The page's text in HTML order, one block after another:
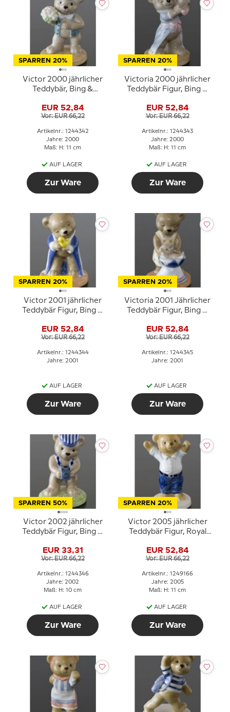
SPARREN 20%
Victor 2000 jährlicher
Teddybär, Bing &
EUR 52,84
Vor: EUR 66,22
Artikelnr.: 1244342
Jahre: 2000
Maß: H: 11 cm
AUF LAGER
Zur Ware
SPARREN 20%
Victoria 2000 jährlicher
Teddybär Figur, Bing &
EUR 52,84
Vor: EUR 66,22
Artikelnr.: 1244343
Jahre: 2000
Maß: H: 11 cm
AUF LAGER
Zur Ware
SPARREN 20%
Victor 2001 jährlicher
Teddybär Figur, Bing &
EUR 52,84
Vor: EUR 66,22
Artikelnr.: 1244344
Jahre: 2001
AUF LAGER
Zur Ware
SPARREN 20%
Victoria 2001 Jährlicher
Teddybär Figur, Bing &
EUR 52,84
Vor: EUR 66,22
Artikelnr.: 1244345
Jahre: 2001
AUF LAGER
Zur Ware
SPARREN 50%
Victor 2002 jährlicher
Teddybär Figur, Bing &
EUR 33,31
Vor: EUR 66,22
Artikelnr.: 1244346
Jahre: 2002
Maß: H: 10 cm
AUF LAGER
Zur Ware
SPARREN 20%
Victor 2005 jährlicher
Teddybär Figur, Royal
EUR 52,84
Vor: EUR 66,22
Artikelnr.: 1249166
Jahre: 2005
Maß: H: 11 cm
AUF LAGER
Zur Ware